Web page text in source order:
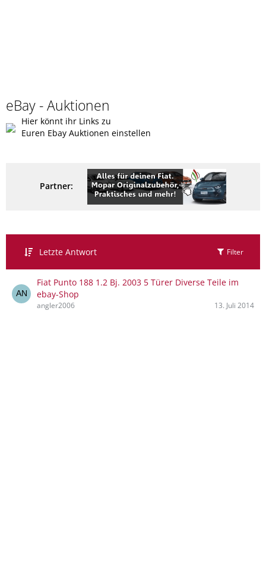
eBay - Auktionen
Hier könnt ihr Links zu
Euren Ebay Auktionen einstellen
Partner:
Letzte Antwort Filter
Fiat Punto 188 1.2 Bj. 2003 5 Türer Diverse Teile im
ebay-Shop
angler2006 13. Juli 2014